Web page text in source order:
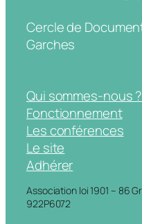
Cercle de
Garches
Qui sommes-nous ?
Fonctionnement
Les conférences
Le site
Adhérer
Association loi 1901 – 86
922P6072